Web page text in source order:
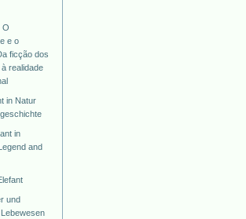
O
e o
ficção dos
realidade
in Natur
in
and
und